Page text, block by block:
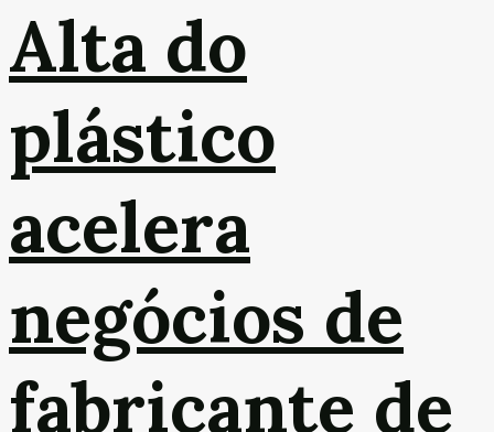
Alta do
plástico
acelera
negócios de
fabricante de